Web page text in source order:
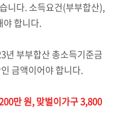
니다. 소득요건(부부합산),
야 합니다.
년 부부합산 총소득기준금
금액이어야 합니다.
만 원, 맞벌이가구 3,800